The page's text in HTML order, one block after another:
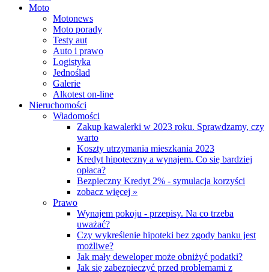
Moto
Motonews
Moto porady
Testy aut
Auto i prawo
Logistyka
Jednoślad
Galerie
Alkotest on-line
Nieruchomości
Wiadomości
Zakup kawalerki w 2023 roku. Sprawdzamy, czy
warto
Koszty utrzymania mieszkania 2023
Kredyt hipoteczny a wynajem. Co się bardziej
opłaca?
Bezpieczny Kredyt 2% - symulacja korzyści
zobacz więcej »
Prawo
Wynajem pokoju - przepisy. Na co trzeba
uważać?
Czy wykreślenie hipoteki bez zgody banku jest
możliwe?
Jak mały deweloper może obniżyć podatki?
Jak się zabezpieczyć przed problemami z